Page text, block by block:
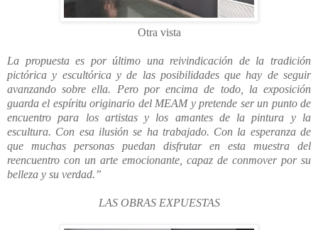
Otra vista
La propuesta es por último una reivindicación de la tradición
pictórica y escultórica y de las posibilidades que hay de seguir
avanzando sobre ella. Pero por encima de todo, la exposición
guarda el espíritu originario del MEAM y pretende ser un punto de
encuentro para los artistas y los amantes de la pintura y la
escultura. Con esa ilusión se ha trabajado. Con la esperanza de
que muchas personas puedan disfrutar en esta muestra del
reencuentro con un arte emocionante, capaz de conmover por su
belleza y su verdad.”
LAS OBRAS EXPUESTAS